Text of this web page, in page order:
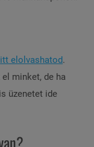
itt elolvashatod.
minket, de ha
üzenetet ide